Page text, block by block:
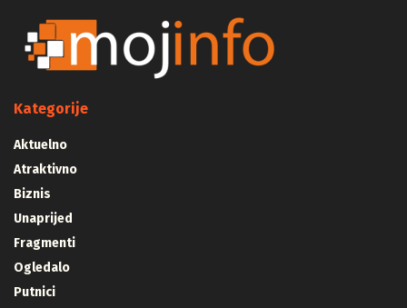
Kategorije
Aktuelno
Atraktivno
Biznis
Unaprijed
Fragmenti
Ogledalo
Putnici